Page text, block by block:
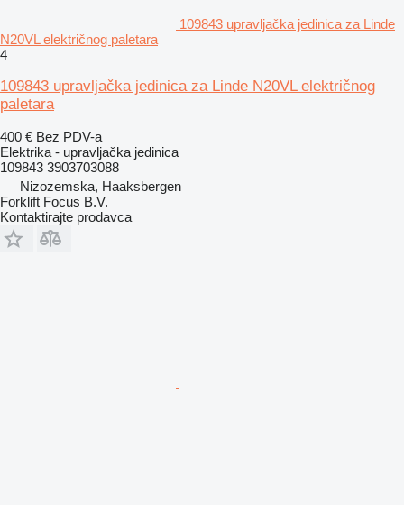
109843 upravljačka jedinica za Linde
N20VL električnog paletara
4
109843 upravljačka jedinica za Linde N20VL električnog
paletara
400 € Bez PDV-a
Elektrika - upravljačka jedinica
109843 3903703088
Nizozemska, Haaksbergen
Forklift Focus B.V.
Kontaktirajte prodavca